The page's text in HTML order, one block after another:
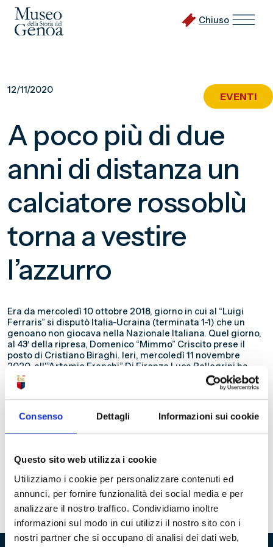
Consenso Dettagli Informazioni sui cookie
Questo sito web utilizza i cookie
Utilizziamo i cookie per personalizzare contenuti ed
annunci, per fornire funzionalità dei social media e per
analizzare il nostro traffico. Condividiamo inoltre
informazioni sul modo in cui utilizzi il nostro sito con i
nostri partner che si occupano di analisi dei dati web,
Chiuso
12/11/2020
EVENTI
A poco più di due
anni di distanza un
calciatore rossoblù
torna a vestire
l’azzurro
Era da mercoledì 10 ottobre 2018, giorno in cui al “Luigi
Ferraris” si disputò Italia-Ucraina (terminata 1-1) che un
genoano non giocava nella Nazionale Italiana. Quel giorno,
al 43′ della ripresa, Domenico “Mimmo” Criscito prese il
posto di Cristiano Biraghi. Ieri, mercoledì 11 novembre
2020, all'”Artemio Franchi” Di Firenze Luca Pellegrini ha
fatto al 26′ del 2° tempo, subentrando all’italo-brasiliano
Emerson Palmieri dos Santos nell’incontro amichevole
Italia-Estonia, conclusosi 4-0, il suo esordio tra le fila della
Nazionale Italiana, diventando il quarantaquattresimo
calciatore del Genoa a giocare nella Nazionale Italiana e il
ventinovesimo a fare il proprio esordio tra gli Azzurri
calcistico italiano. Si allega lo studio analitico, con tutte le
presenze dei genoani in senso storico e per numero di
giocatori schierati.
Grafico dei giocatori del Genoa in Nazionale
Il Genoa in Nazionale